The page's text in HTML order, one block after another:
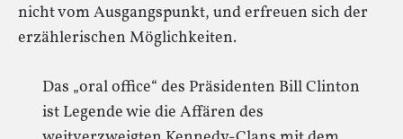
nicht vom Ausgangspunkt, und erfreuen sich der
erzählerischen Möglichkeiten.
Das „oral office“ des Präsidenten Bill Clinton
ist Legende wie die Affären des